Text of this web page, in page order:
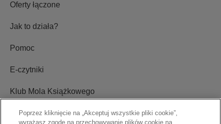
Oferty łączone
Jak to działa?
Pomoc
E-czytniki
Klub Mola Książkowego
Ustawienia plików cookie
Poprzez kliknięcie na „Akceptuj wszystkie pliki cookie”,
wyrażasz zgodę na przechowywanie plików cookie na